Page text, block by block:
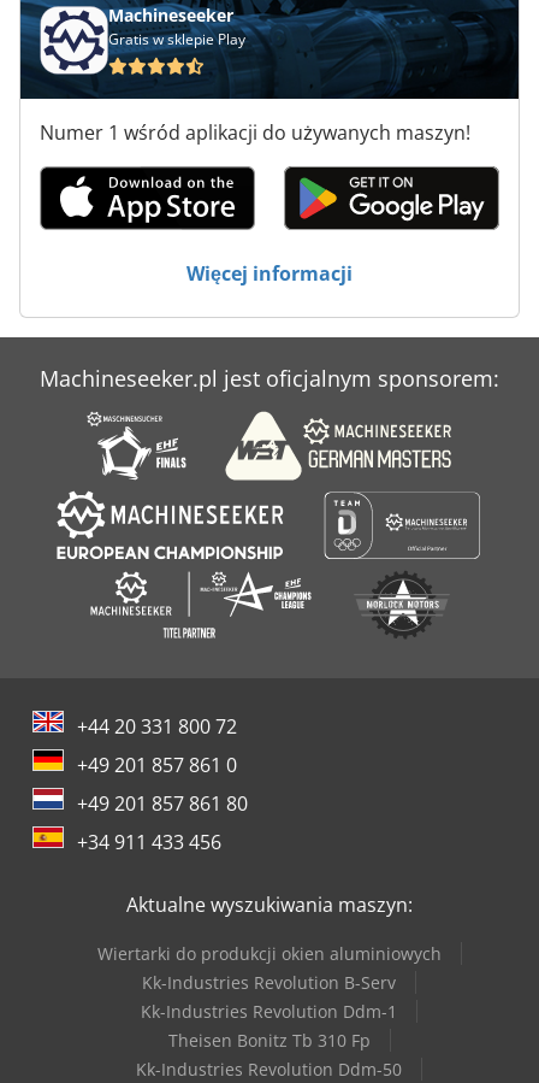
Maszyny Do Piaskowania
Maszyny Do Polerowania
Maszyny Do Szycia Przemysłowe
Machineseeker
Gratis w sklepie Play
Numer 1 wśród aplikacji do używanych maszyn!
Więcej informacji
Machineseeker.pl jest oficjalnym sponsorem:
+44 20 331 800 72
+49 201 857 861 0
+49 201 857 861 80
+34 911 433 456
Aktualne wyszukiwania maszyn:
Wiertarki do produkcji okien aluminiowych
Kk-Industries Revolution B-Serv
Kk-Industries Revolution Ddm-1
Theisen Bonitz Tb 310 Fp
Kk-Industries Revolution Ddm-50